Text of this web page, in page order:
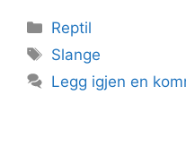
Kategorier
Reptil
Stikkord
Slange
Legg igjen en